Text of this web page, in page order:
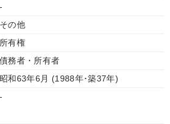
-
その他
所有権
債務者・所有者
昭和63年6月 (1988年･築37年)
-